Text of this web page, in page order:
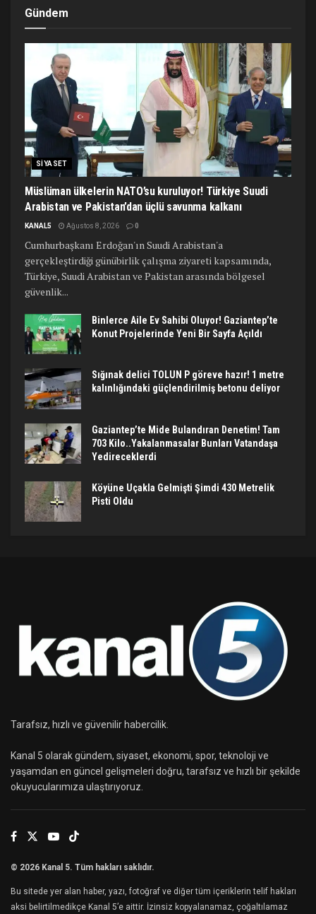
Gündem
SIYASET
Müslüman ülkelerin NATO’su kuruluyor! Türkiye Suudi
Arabistan ve Pakistan’dan üçlü savunma kalkanı
KANAL5 Ağustos 8, 2026 0
Cumhurbaşkanı Erdoğan'ın Suudi Arabistan'a
gerçekleştirdiği günübirlik çalışma ziyareti kapsamında,
Türkiye, Suudi Arabistan ve Pakistan arasında bölgesel
güvenlik...
Binlerce Aile Ev Sahibi Oluyor! Gaziantep’te
Konut Projelerinde Yeni Bir Sayfa Açıldı
Sığınak delici TOLUN P göreve hazır! 1 metre
kalınlığındaki güçlendirilmiş betonu deliyor
Gaziantep’te Mide Bulandıran Denetim! Tam
703 Kilo..Yakalanmasalar Bunları Vatandaşa
Yedireceklerdi
Köyüne Uçakla Gelmişti Şimdi 430 Metrelik
Pisti Oldu
Tarafsız, hızlı ve güvenilir habercilik.
Kanal 5 olarak gündem, siyaset, ekonomi, spor, teknoloji ve
yaşamdan en güncel gelişmeleri doğru, tarafsız ve hızlı bir şekilde
okuyucularımıza ulaştırıyoruz.
© 2026 Kanal 5. Tüm hakları saklıdır.
Bu sitede yer alan haber, yazı, fotoğraf ve diğer tüm içeriklerin telif hakları
aksi belirtilmedikçe Kanal 5’e aittir. İzinsiz kopyalanamaz, çoğaltılamaz